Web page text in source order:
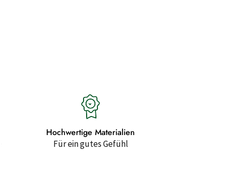
Hochwertige Materialien
Für ein gutes Gefühl